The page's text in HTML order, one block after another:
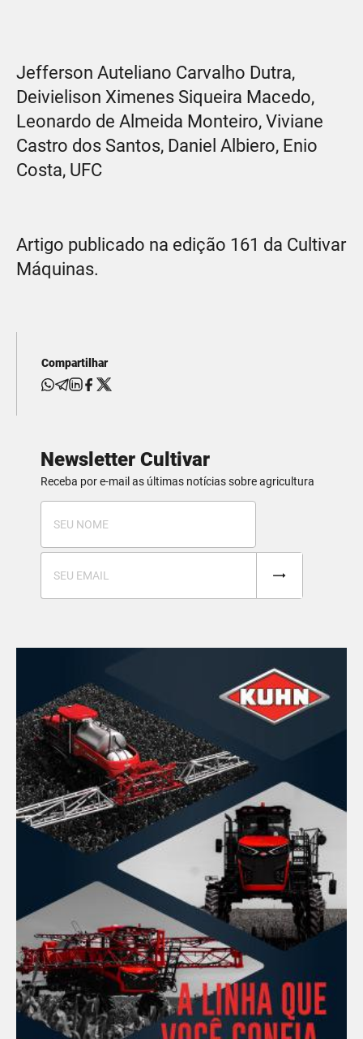
Jefferson Auteliano Carvalho Dutra,
Deivielison Ximenes Siqueira Macedo,
Leonardo de Almeida Monteiro, Viviane
Castro dos Santos, Daniel Albiero, Enio
Costa, UFC
Artigo publicado na edição 161 da Cultivar
Máquinas.
Compartilhar
Newsletter Cultivar
Receba por e-mail as últimas notícias sobre agricultura